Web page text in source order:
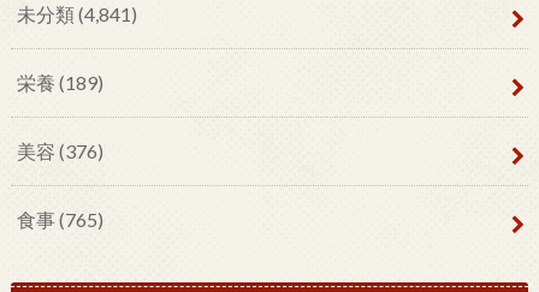
未分類(4,841)
栄養 (189)
美容 (376)
食事(765)